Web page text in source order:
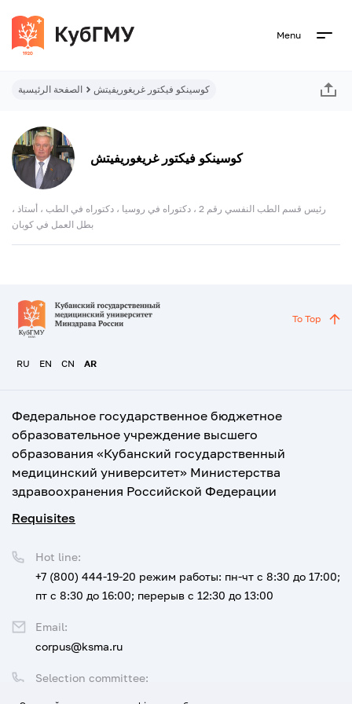
Menu
الصفحة الرئيسية كوسينكو فيكتور غريغوريفيتش
كوسينكو فيكتور غريغوريفيتش
رئيس قسم الطب النفسي رقم 2 ، دكتوراه في روسيا ، دكتوراه في الطب ، أستاذ ،
بطل العمل في كوبان
RU EN CN AR
To Top
Федеральное государственное бюджетное
образовательное учреждение высшего
образования «Кубанский государственный
медицинский университет» Министерства
здравоохранения Российской Федерации
Requisites
Selection committee:
Hot line:
+7 (800) 444-19-20 режим работы: пн-чт с 8:30 до 17:00;
пт с 8:30 до 16:00; перерыв с 12:30 до 13:00
Email:
corpus@ksma.ru